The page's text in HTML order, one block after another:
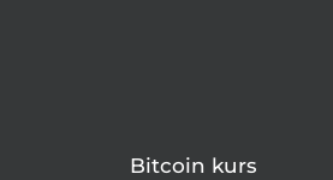
Bitcoin kurs